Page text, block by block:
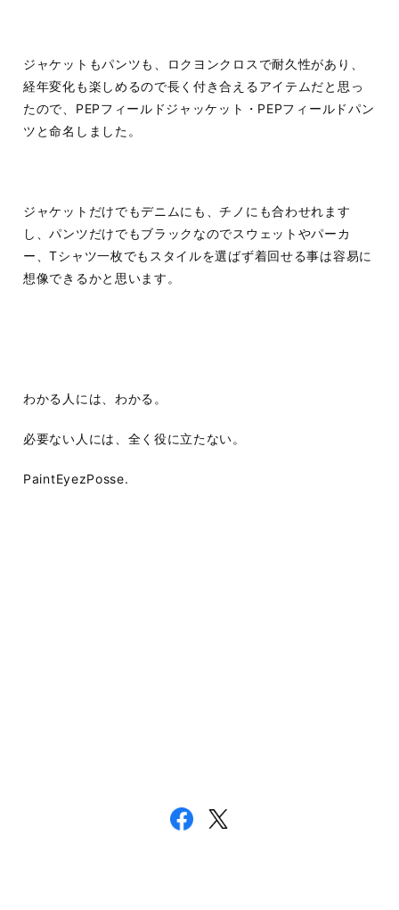
ジャケットもパンツも、ロクヨンクロスで耐久性があり、
経年変化も楽しめるので長く付き合えるアイテムだと思っ
たので、PEPフィールドジャッケット・PEPフィールドパン
ツと命名しました。
ジャケットだけでもデニムにも、チノにも合わせれます
し、パンツだけでもブラックなのでスウェットやパーカ
ー、Tシャツ一枚でもスタイルを選ばず着回せる事は容易に
想像できるかと思います。
わかる人には、わかる。
必要ない人には、全く役に立たない。
PaintEyezPosse.